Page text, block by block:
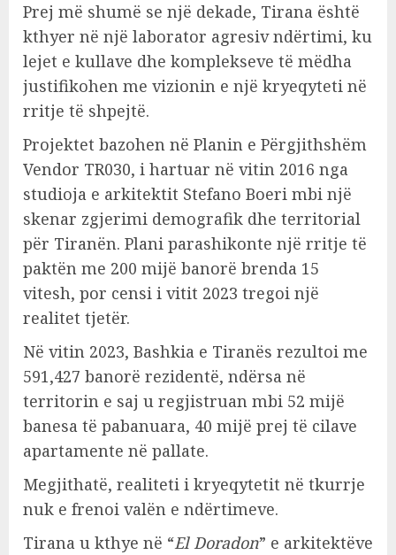
Prej më shumë se një dekade, Tirana është
kthyer në një laborator agresiv ndërtimi, ku
lejet e kullave dhe komplekseve të mëdha
justifikohen me vizionin e një kryeqyteti në
rritje të shpejtë.
Projektet bazohen në Planin e Përgjithshëm
Vendor TR030, i hartuar në vitin 2016 nga
studioja e arkitektit Stefano Boeri mbi një
skenar zgjerimi demografik dhe territorial
për Tiranën. Plani parashikonte një rritje të
paktën me 200 mijë banorë brenda 15
vitesh, por censi i vitit 2023 tregoi një
realitet tjetër.
Në vitin 2023, Bashkia e Tiranës rezultoi me
591,427 banorë rezidentë, ndërsa në
territorin e saj u regjistruan mbi 52 mijë
banesa të pabanuara, 40 mijë prej të cilave
apartamente në pallate.
Megjithatë, realiteti i kryeqytetit në tkurrje
nuk e frenoi valën e ndërtimeve.
Tirana u kthye në “El Doradon” e arkitektëve